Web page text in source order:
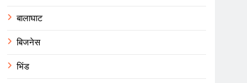
बालाघाट
बिजनेस
भिंड